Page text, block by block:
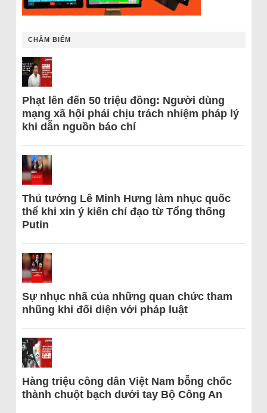
CHÂM BIẾM
Phạt lên đến 50 triệu đồng: Người dùng
mạng xã hội phải chịu trách nhiệm pháp lý
khi dẫn nguồn báo chí
Thủ tướng Lê Minh Hưng làm nhục quốc
thể khi xin ý kiến chỉ đạo từ Tổng thống
Putin
Sự nhục nhã của những quan chức tham
nhũng khi đối diện với pháp luật
Hàng triệu công dân Việt Nam bỗng chốc
thành chuột bạch dưới tay Bộ Công An